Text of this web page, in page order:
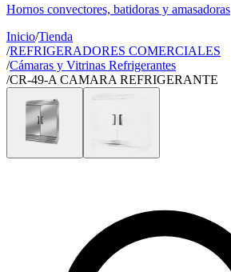
Hornos convectores, batidoras y amasadoras
Inicio/Tienda
/REFRIGERADORES COMERCIALES
/Cámaras y Vitrinas Refrigerantes
/CR-49-A CAMARA REFRIGERANTE